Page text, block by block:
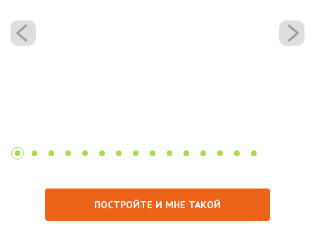
ПОСТРОЙТЕ И МНЕ ТАКОЙ